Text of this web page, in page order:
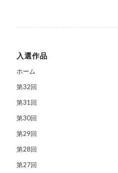
入選作品
ホーム
第32回
第31回
第30回
第29回
第28回
第27回